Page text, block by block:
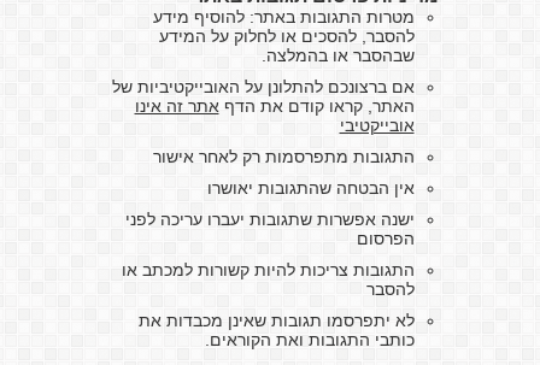
מטרות התגובות באתר: להוסיף מידע
להסבר, להסכים או לחלוק על המידע
שבהסבר או בהמלצה.
אם ברצונכם להתלונן על האובייקטיביות של
האתר, קראו קודם את הדף אתר זה אינו
אובייקטיבי
התגובות מתפרסמות רק לאחר אישור
אין הבטחה שהתגובות יאושרו
ישנה אפשרות שתגובות יעברו עריכה לפני
הפרסום
התגובות צריכות להיות קשורות למכתב או
להסבר
לא יתפרסמו תגובות שאינן מכבדות את
כותבי התגובות ואת הקוראים.